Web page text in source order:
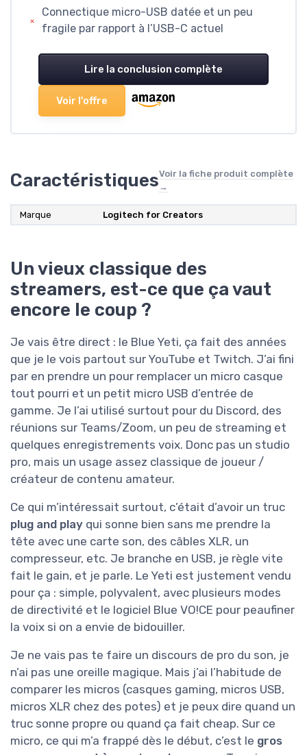
Connectique micro-USB datée et un peu
fragile par rapport à l’USB-C actuel
Lire la conclusion complète
Voir l'offre
CaractéristiquesVoir la fiche produit complète
→
Marque Logitech for Creators
Un vieux classique des
streamers, est-ce que ça vaut
encore le coup ?
Je vais être direct : le Blue Yeti, ça fait des années
que je le vois partout sur YouTube et Twitch. J’ai fini
par en prendre un pour remplacer un micro casque
tout pourri et un petit micro USB d’entrée de
gamme. Je l’ai utilisé surtout pour du Discord, des
réunions sur Teams/Zoom, un peu de streaming et
quelques enregistrements voix. Donc pas un studio
pro, mais un usage assez classique de joueur /
créateur de contenu amateur.
Ce qui m’intéressait surtout, c’était d’avoir un truc
plug and play qui sonne bien sans me prendre la
tête avec une carte son, des câbles XLR, un
compresseur, etc. Je branche en USB, je règle vite
fait le gain, et je parle. Le Yeti est justement vendu
pour ça : simple, polyvalent, avec plusieurs modes
de directivité et le logiciel Blue VO!CE pour peaufiner
la voix si on a envie de bidouiller.
Je ne vais pas te faire un discours de pro du son, je
n’ai pas une oreille magique. Mais j’ai l’habitude de
comparer les micros (casques gaming, micros USB,
micros XLR chez des potes) et je peux dire quand un
truc sonne propre ou quand ça fait cheap. Sur ce
micro, ce qui m’a frappé dès le début, c’est le gros